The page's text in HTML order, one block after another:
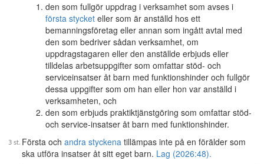
den som fullgör uppdrag i verksamhet som avses i
första stycket eller som är anställd hos ett
bemanningsföretag eller annan som ingått avtal med
den som bedriver sådan verksamhet, om
uppdragstagaren eller den anställde erbjuds eller
tilldelas arbetsuppgifter som omfattar stöd- och
serviceinsatser åt barn med funktionshinder och fullgör
dessa uppgifter som om han eller hon var anställd i
verksamheten, och
den som erbjuds praktiktjänstgöring som omfattar stöd-
och service-insatser åt barn med funktionshinder.
Första och andra styckena tillämpas inte på en förälder som
ska utföra insatser åt sitt eget barn. Lag (2026:48).